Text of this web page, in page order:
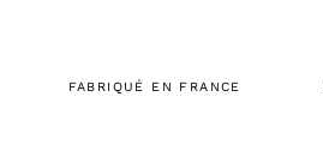
FABRIQUÉ EN FRANCE